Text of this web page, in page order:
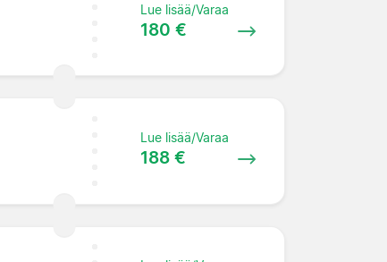
Lue lisää/Varaa
180 €
Lue lisää/Varaa
188 €